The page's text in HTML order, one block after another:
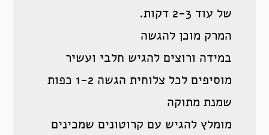
של עוד 2-3 דקות.
המרק מוכן להגשה
במידה ורוצים להגיש חלבי ועשיר
מוסיפים לכל צלוחית הגשה 1-2 כפות
שמנת מתוקה
מומלץ להגיש עם קרוטונים שמכינים